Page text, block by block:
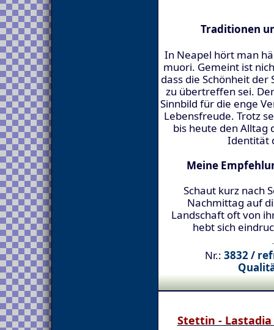
Traditionen
In Neapel hört man
muori. Gemeint ist
dass die Schönheit
zu übertreffen sei.
Sinnbild für die enge
Lebensfreude. Trotz
bis heute den Alltag
Identität
Meine
Schaut kurz nach
Nachmittag auf
Landschaft oft von
hebt sich
Nr.: 3832 /
Stettin -